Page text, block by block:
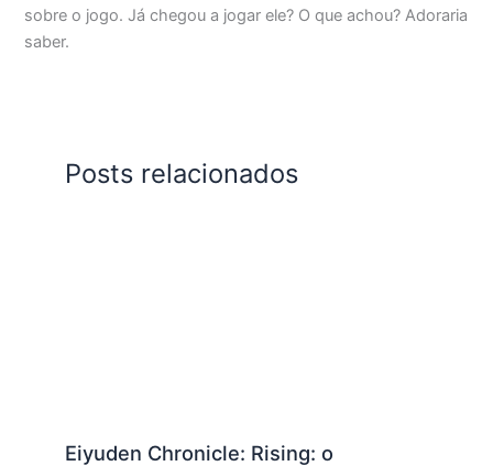
sobre o jogo. Já chegou a jogar ele? O que achou? Adoraria
saber.
Posts relacionados
Eiyuden Chronicle: Rising: o